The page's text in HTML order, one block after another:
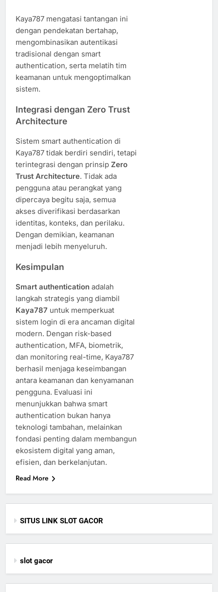
Kaya787 mengatasi tantangan ini
dengan pendekatan bertahap,
mengombinasikan autentikasi
tradisional dengan smart
authentication, serta melatih tim
keamanan untuk mengoptimalkan
sistem.
Integrasi dengan Zero Trust
Architecture
Sistem smart authentication di
Kaya787 tidak berdiri sendiri, tetapi
terintegrasi dengan prinsip Zero
Trust Architecture. Tidak ada
pengguna atau perangkat yang
dipercaya begitu saja, semua
akses diverifikasi berdasarkan
identitas, konteks, dan perilaku.
Dengan demikian, keamanan
menjadi lebih menyeluruh.
Kesimpulan
Smart authentication adalah
langkah strategis yang diambil
Kaya787 untuk memperkuat
sistem login di era ancaman digital
modern. Dengan risk-based
authentication, MFA, biometrik,
dan monitoring real-time, Kaya787
berhasil menjaga keseimbangan
antara keamanan dan kenyamanan
pengguna. Evaluasi ini
menunjukkan bahwa smart
authentication bukan hanya
teknologi tambahan, melainkan
fondasi penting dalam membangun
ekosistem digital yang aman,
efisien, dan berkelanjutan.
Read More
SITUS LINK SLOT GACOR
slot gacor